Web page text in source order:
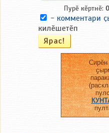
Пурӗ кӗртнӗ: 0
- комментари
килӗшетӗп